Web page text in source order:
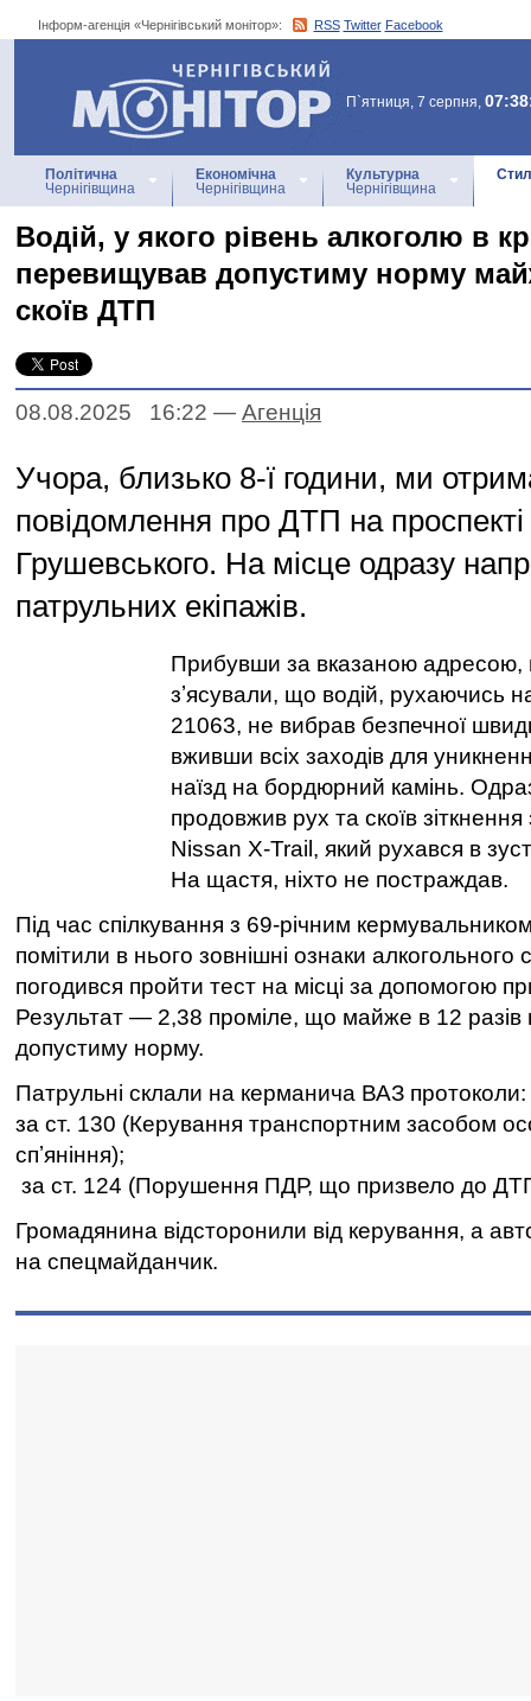
Інформ-агенція «Чернігівський монітор»: RSS Twitter Facebook
Інформ-агенція
«Чернігівський монітор»
П`ятниця, 7 серпня,
Політична
Чернігівщина
Економічна
Чернігівщина
Культурна
Чернігівщина
Водій, у якого рівень алкоголю в
перевищував допустиму норму
скоїв ДТП
08.08.2025 16:22 — Агенцiя
Учора, близько 8-ї години, ми
повідомлення про ДТП на
Грушевського. На місце одразу
патрульних екіпажів.
Прибувши за вказаною адресою,
зʼясували, що водій, рухаючись
21063, не вибрав безпечної
вживши всіх заходів для
наїзд на бордюрний камінь.
продовжив рух та скоїв
Nissan X-Trail, який рухався в
На щастя, ніхто не постраждав.
Під час спілкування з 69-річним
помітили в нього зовнішні ознаки алкогольного
погодився пройти тест на місці за допомогою
Результат — 2,38 проміле, що майже в 12
допустиму норму.
Патрульні склали на керманича ВАЗ протоколи:
за ст. 130 (Керування транспортним засобом
спʼяніння);
за ст. 124 (Порушення ПДР, що призвело до
Громадянина відсторонили від керування, а
на спецмайданчик.